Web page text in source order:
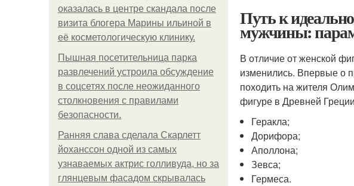
оказалась в центре скандала после
визита блогера Марины ильиной в
её косметологическую клинику.
Пышная посетительница парка
развлечений устроила обсуждение
в соцсетях после неожиданного
столкновения с правилами
безопасности.
Ранняя слава сделала Скарлетт
йоханссон одной из самых
узнаваемых актрис голливуда, но за
глянцевым фасадом скрывалась
Путь к
мужчины:
В отличие от женской
изменились. Впервые о
походить на жителя
фигуре в Древней
Геракла;
Дорифора;
Аполлона;
Зевса;
Гермеса.